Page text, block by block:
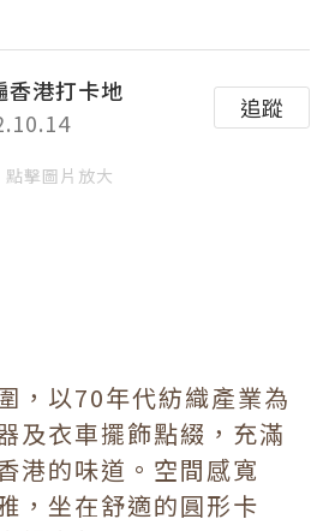
港打卡地
追蹤
點擊圖片放大
，以70年代紡織產業為
及衣車擺飾點綴，充滿
港的味道。空間感寬
，坐在舒適的圓形卡